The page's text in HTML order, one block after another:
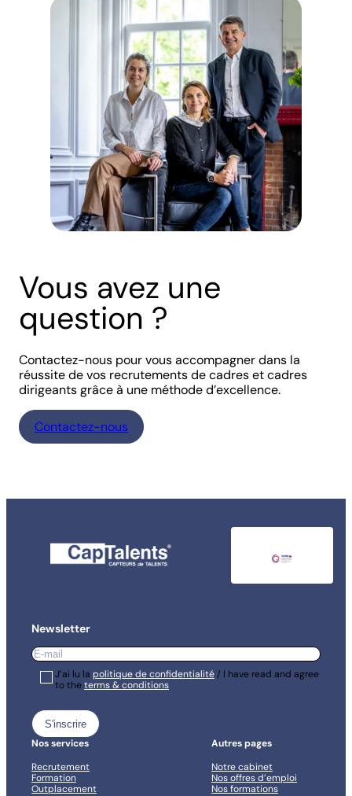
Vous avez une
question ?
Contactez-nous pour vous accompagner dans la
réussite de vos recrutements de cadres et cadres
dirigeants grâce à une méthode d’excellence.
Contactez-nous
Nos services
Recrutement
Formation
Outplacement
Autres pages
Notre cabinet
Nos offres d’emploi
Nos formations
Newsletter
E-
mail *
RGPD*
J’ai lu la politique de confidentialité/ I have read and agree
to theterms & conditions